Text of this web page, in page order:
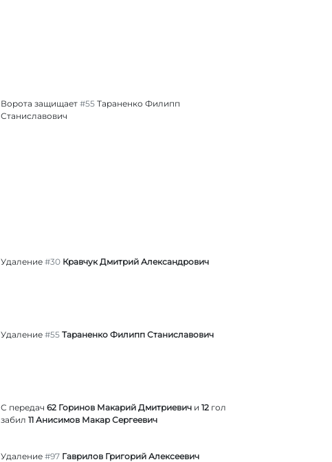
Ворота защищает #55 Тараненко Филипп
Станиславович
Удаление #30 Кравчук Дмитрий Александрович
Удаление #55 Тараненко Филипп Станиславович
С передач 62 Горинов Макарий Дмитриевич и 12 гол
забил 11 Анисимов Макар Сергеевич
Удаление #97 Гаврилов Григорий Алексеевич